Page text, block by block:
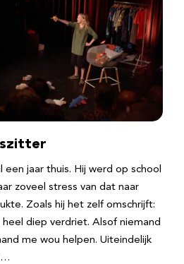
een jaar thuis. Hij werd op school
zoveel stress van dat naar
Zoals hij het zelf omschrijft:
diep verdriet. Alsof niemand
me wou helpen. Uiteindelijk